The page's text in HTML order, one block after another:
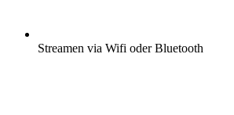
Streamen via Wifi oder Bluetooth